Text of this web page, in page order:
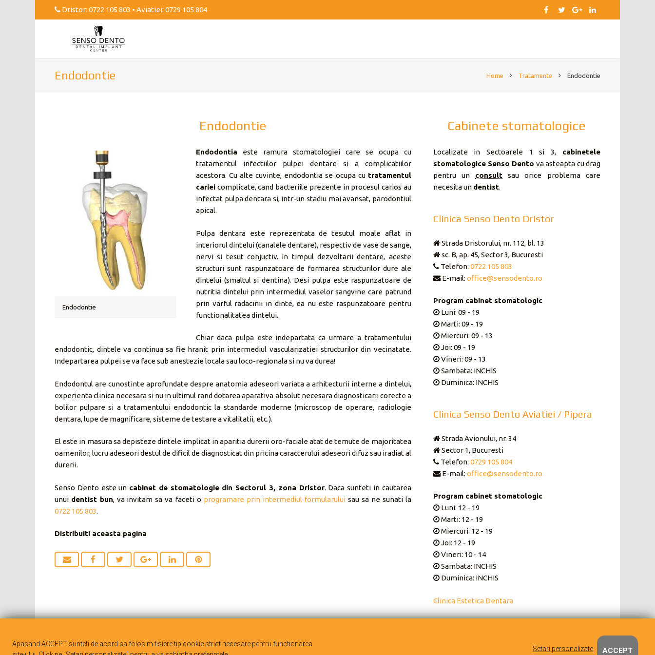
Dristor: 0722 105 803 • Aviatiei: 0729 105 804
Endodontie Home Tratamente Endodontie
Endodontie
Endodontie
Endodontia este ramura stomatologiei care se ocupa cu
tratamentul infectiilor pulpei dentare si a complicatiilor
acestora. Cu alte cuvinte, endodontia se ocupa cu tratamentul
cariei complicate, cand bacteriile prezente in procesul carios au
infectat pulpa dentara si, intr-un stadiu mai avansat, parodontiul
apical.
Pulpa dentara este reprezentata de tesutul moale aflat in
interiorul dintelui (canalele dentare), respectiv de vase de sange,
nervi si tesut conjuctiv. In timpul dezvoltarii dentare, aceste
structuri sunt raspunzatoare de formarea structurilor dure ale
dintelui (smaltul si dentina). Desi pulpa este raspunzatoare de
nutritia dintelui prin intermediul vaselor sangvine care patrund
prin varful radacinii in dinte, ea nu este raspunzatoare pentru
functionalitatea dintelui.
Chiar daca pulpa este indepartata ca urmare a tratamentului
endodontic, dintele va continua sa fie hranit prin intermediul vascularizatiei structurilor din vecinatate.
Indepartarea pulpei se va face sub anestezie locala sau loco-regionala si nu va durea!
Endodontul are cunostinte aprofundate despre anatomia adeseori variata a arhitecturii interne a dintelui,
experienta clinica necesara si nu in ultimul rand dotarea aparativa absolut necesara diagnosticarii corecte a
bolilor pulpare si a tratamentului endodontic la standarde moderne (microscop de operare, radiologie
dentara, lupe de magnificare, sisteme de testare a vitalitatii, etc.).
El este in masura sa depisteze dintele implicat in aparitia durerii oro-faciale atat de temute de majoritatea
oamenilor, lucru adeseori destul de dificil de diagnosticat din pricina caracterului adeseori difuz sau iradiat al
durerii.
Senso Dento este un cabinet de stomatologie din Sectorul 3, zona Dristor. Daca sunteti in cautarea
unui dentist bun, va invitam sa va faceti o programare prin intermediul formularului sau sa ne sunati la
0722 105 803.
Distribuiti aceasta pagina
Cabinete stomatologice
Localizate in Sectoarele 1 si 3, cabinetele
stomatologice Senso Dento va asteapta cu drag
pentru un consult sau orice problema care
necesita un dentist.
Clinica Senso Dento Dristor
Strada Dristorului, nr. 112, bl. 13
sc. B, ap. 45, Sector 3, Bucuresti
Telefon: 0722 105 803
E-mail: office@sensodento.ro
Program cabinet stomatologic
Luni: 09 - 19
Marti: 09 - 19
Miercuri: 09 - 13
Joi: 09 - 19
Vineri: 09 - 13
Sambata: INCHIS
Duminica: INCHIS
Clinica Senso Dento Aviatiei / Pipera
Strada Avionului, nr. 34
Sector 1, Bucuresti
Telefon: 0729 105 804
E-mail: office@sensodento.ro
Program cabinet stomatologic
Luni: 12 - 19
Marti: 12 - 19
Miercuri: 12 - 19
Joi: 12 - 19
Vineri: 10 - 14
Sambata: INCHIS
Duminica: INCHIS
Clinica Estetica Dentara
© SensoDento . Toate drepturile rezervate.
Apasand ACCEPT sunteti de acord sa folosim fisiere tip cookie strict necesare pentru functionarea
Setari personalizate ACCEPT